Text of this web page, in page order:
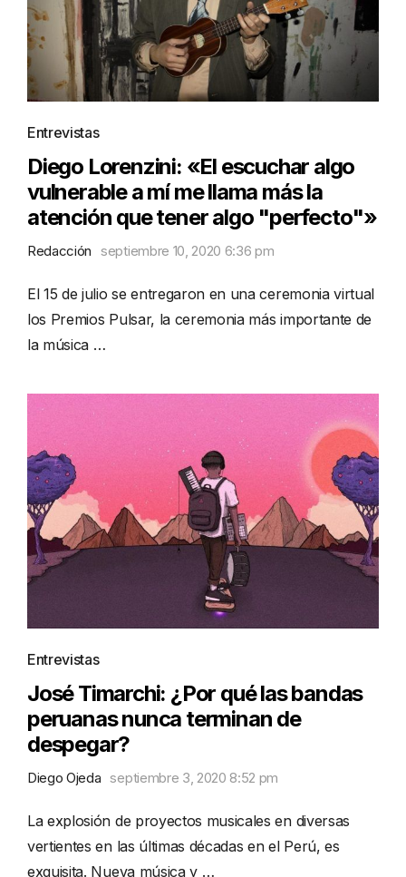
Entrevistas
Diego Lorenzini: «El escuchar algo
vulnerable a mí me llama más la
atención que tener algo "perfecto"»
Redacción septiembre 10, 2020 6:36 pm
El 15 de julio se entregaron en una ceremonia virtual
los Premios Pulsar, la ceremonia más importante de
la música …
Entrevistas
José Timarchi: ¿Por qué las bandas
peruanas nunca terminan de
despegar?
Diego Ojeda septiembre 3, 2020 8:52 pm
La explosión de proyectos musicales en diversas
vertientes en las últimas décadas en el Perú, es
exquisita. Nueva música y …